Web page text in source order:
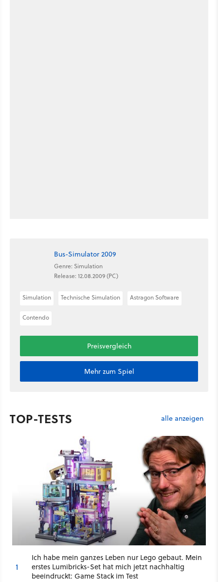
Bus-Simulator 2009
Genre: Simulation
Release: 12.08.2009 (PC)
Simulation Technische Simulation Astragon Software
Contendo
Preisvergleich
Mehr zum Spiel
TOP-TESTS alle anzeigen
1
Ich habe mein ganzes Leben nur Lego gebaut. Mein
erstes Lumibricks-Set hat mich jetzt nachhaltig
beeindruckt: Game Stack im Test